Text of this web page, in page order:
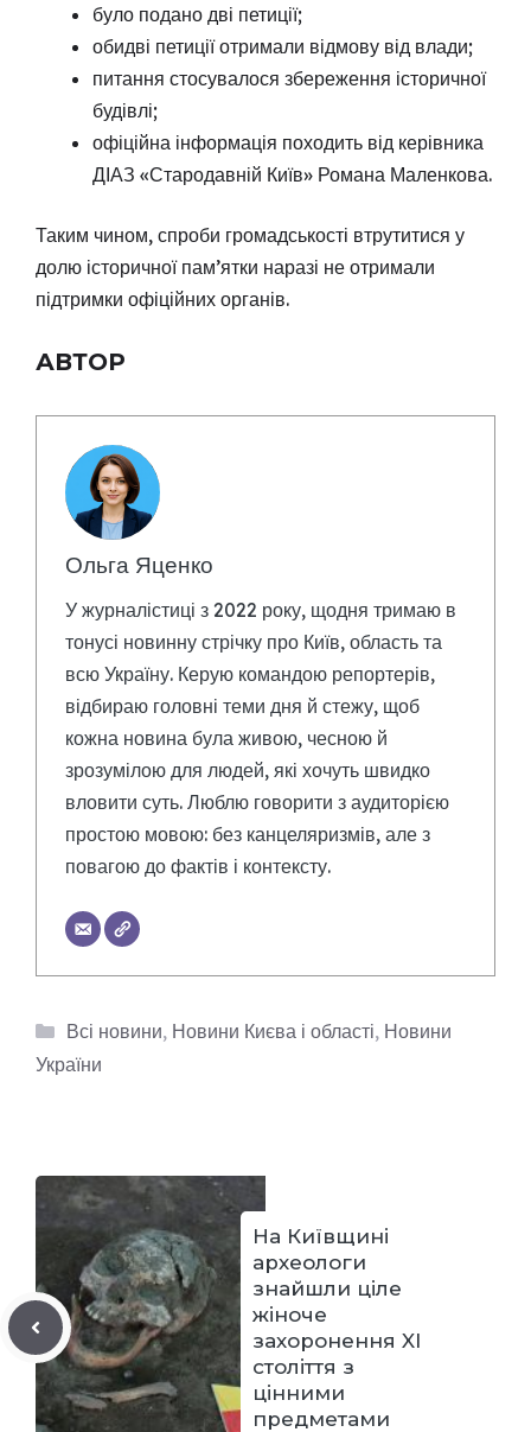
було подано дві петиції;
обидві петиції отримали відмову від влади;
питання стосувалося збереження історичної
будівлі;
офіційна інформація походить від керівника
ДІАЗ «Стародавній Київ» Романа Маленкова.
Таким чином, спроби громадськості втрутитися у
долю історичної пам’ятки наразі не отримали
підтримки офіційних органів.
АВТОР
Ольга Яценко
У журналістиці з 2022 року, щодня тримаю в
тонусі новинну стрічку про Київ, область та
всю Україну. Керую командою репортерів,
відбираю головні теми дня й стежу, щоб
кожна новина була живою, чесною й
зрозумілою для людей, які хочуть швидко
вловити суть. Люблю говорити з аудиторією
простою мовою: без канцеляризмів, але з
повагою до фактів і контексту.
Категорії
Всі новини, Новини Києва і області, Новини
України
На Київщині
археологи
знайшли ціле
жіноче
захоронення XI
століття з
цінними
предметами